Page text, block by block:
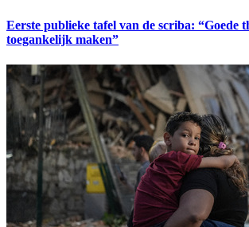
Eerste publieke tafel van de scriba: “Goede
toegankelijk maken”